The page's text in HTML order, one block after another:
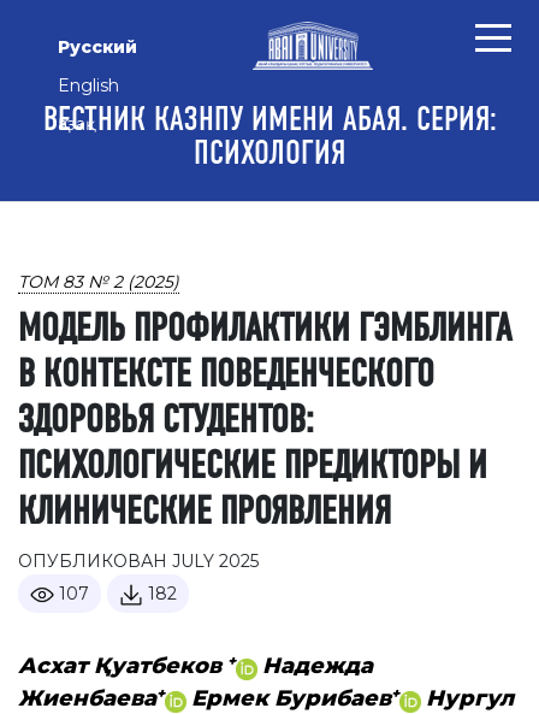
Русский
English
Қазақ
ВЕСТНИК КАЗНПУ ИМЕНИ АБАЯ. СЕРИЯ:
ПСИХОЛОГИЯ
ТОМ 83 № 2 (2025)
МОДЕЛЬ ПРОФИЛАКТИКИ ГЭМБЛИНГА
В КОНТЕКСТЕ ПОВЕДЕНЧЕСКОГО
ЗДОРОВЬЯ СТУДЕНТОВ:
ПСИХОЛОГИЧЕСКИЕ ПРЕДИКТОРЫ И
КЛИНИЧЕСКИЕ ПРОЯВЛЕНИЯ
ОПУБЛИКОВАН JULY 2025
107
182
Асхат Қуатбеков +
Надежда
Жиенбаева+ Ермек Бурибаев+
Нургул